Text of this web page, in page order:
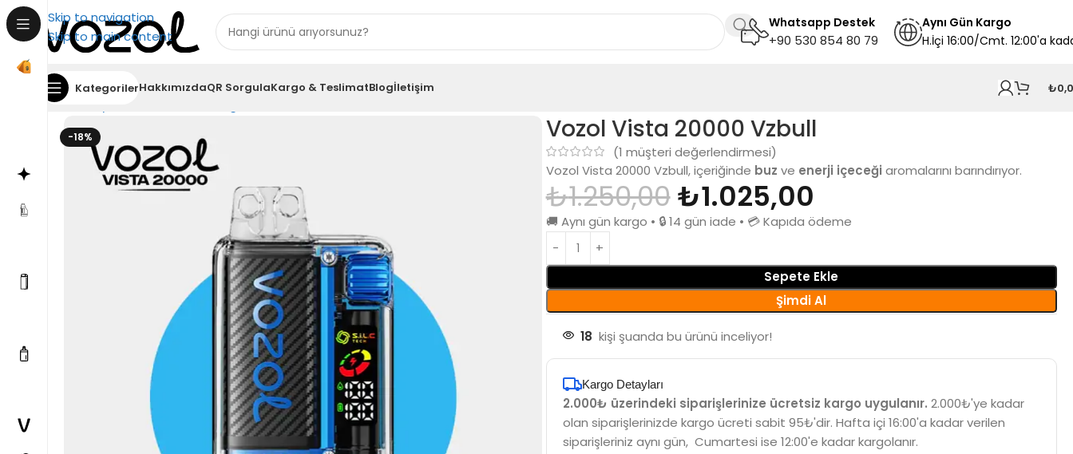
Skip to navigation
Skip to main content
Whatsapp Destek
+90 530 854 80 79
Aynı Gün Kargo
H.İçi 16:00/Cmt. 12:00'a
KategorilerHakkımızdaQR SorgulaKargo & TeslimatBlogİletişim ₺
Ana Sayfa
-18% Vozol Vista 20000 Vzbull
(1 müşteri değerlendirmesi)
Vozol Vista 20000 Vzbull, içeriğinde buz ve enerji içeceği aromalarını barındırıyor.
₺1.250,00₺1.025,00
🚚 Aynı gün kargo • 🔒 14 gün iade • 💳 Kapıda ödeme
Sepete Ekle
Şimdi Al
18 kişi şuanda bu ürünü inceliyor!
Kargo Detayları
2.000₺ üzerindeki siparişlerinize ücretsiz kargo uygulanır. 2.000₺'ye kadar
olan siparişlerinizde kargo ücreti sabit 95₺'dir. Hafta içi 16:00'a kadar verilen
siparişleriniz aynı gün, Cumartesi ise 12:00'e kadar kargolanır.